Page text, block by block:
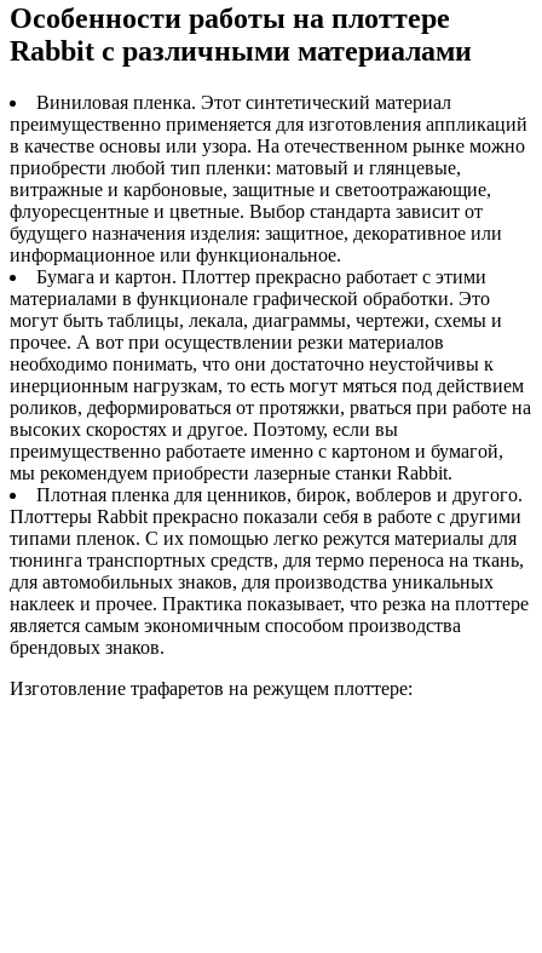
Особенности работы на плоттере
Rabbit с различными материалами
Виниловая пленка. Этот синтетический материал
преимущественно применяется для изготовления аппликаций
в качестве основы или узора. На отечественном рынке можно
приобрести любой тип пленки: матовый и глянцевые,
витражные и карбоновые, защитные и светоотражающие,
флуоресцентные и цветные. Выбор стандарта зависит от
будущего назначения изделия: защитное, декоративное или
информационное или функциональное.
Бумага и картон. Плоттер прекрасно работает с этими
материалами в функционале графической обработки. Это
могут быть таблицы, лекала, диаграммы, чертежи, схемы и
прочее. А вот при осуществлении резки материалов
необходимо понимать, что они достаточно неустойчивы к
инерционным нагрузкам, то есть могут мяться под действием
роликов, деформироваться от протяжки, рваться при работе на
высоких скоростях и другое. Поэтому, если вы
преимущественно работаете именно с картоном и бумагой,
мы рекомендуем приобрести лазерные станки Rabbit.
Плотная пленка для ценников, бирок, воблеров и другого.
Плоттеры Rabbit прекрасно показали себя в работе с другими
типами пленок. С их помощью легко режутся материалы для
тюнинга транспортных средств, для термо переноса на ткань,
для автомобильных знаков, для производства уникальных
наклеек и прочее. Практика показывает, что резка на плоттере
является самым экономичным способом производства
брендовых знаков.
Изготовление трафаретов на режущем плоттере: